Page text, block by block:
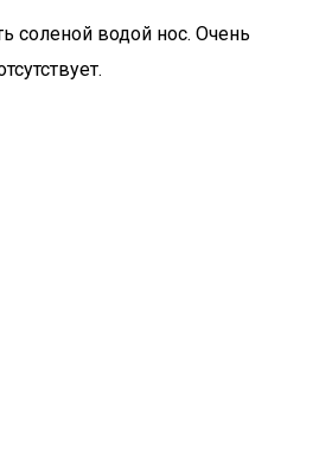
соленой водой нос. Очень